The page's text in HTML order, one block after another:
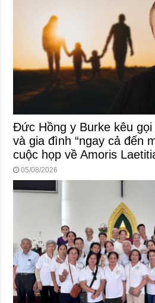
Đức Hồng y Burke kêu
và gia đình “ngay cả đến
cuộc họp về Amoris
05/08/2026